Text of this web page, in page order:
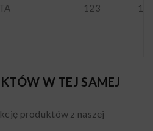
123
W TEJ SAMEJ
produktów z naszej